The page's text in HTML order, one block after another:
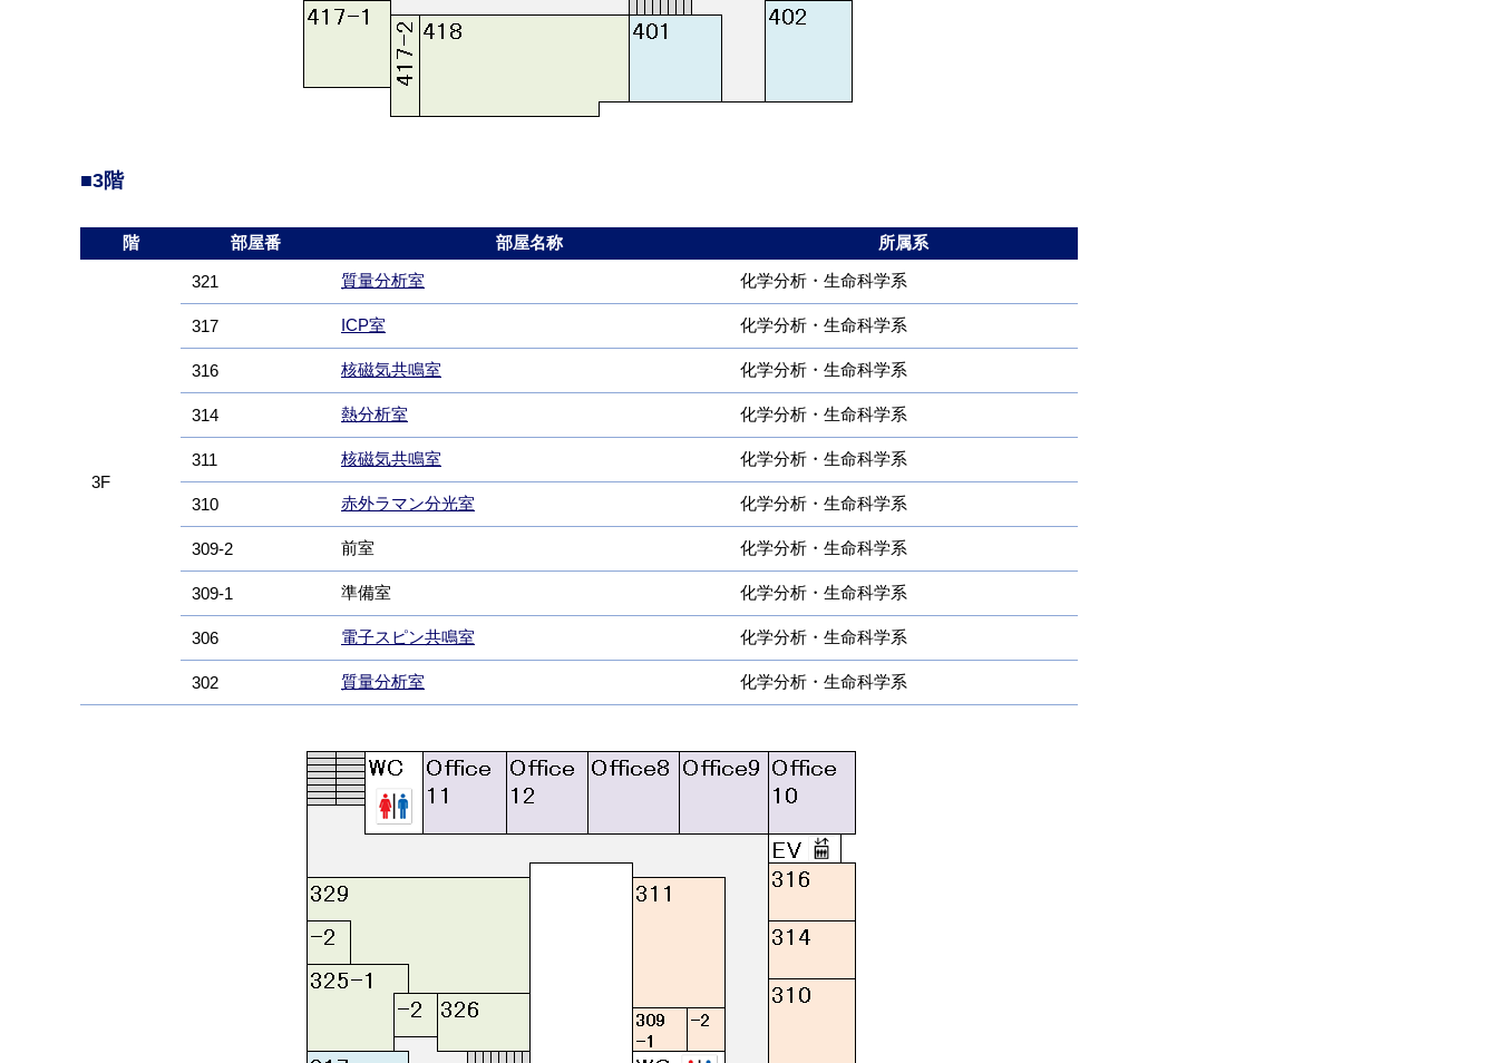
■3階
階 部屋番 部屋名称 所属系
3F
321 質量分析室 化学分析・生命科学系
317 ICP室 化学分析・生命科学系
316 核磁気共鳴室 化学分析・生命科学系
314 熱分析室 化学分析・生命科学系
311 核磁気共鳴室 化学分析・生命科学系
310 赤外ラマン分光室 化学分析・生命科学系
309-2 前室 化学分析・生命科学系
309-1 準備室 化学分析・生命科学系
306 電子スピン共鳴室 化学分析・生命科学系
302 質量分析室 化学分析・生命科学系